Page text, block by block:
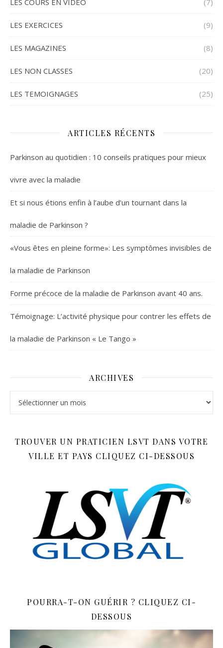
LES EXERCICES (9)
LES MAGAZINES (8)
LES NON CLASSES (20)
LES TEMOIGNAGES (25)
ARTICLES RÉCENTS
Parkinson au quotidien : 10 conseils pratiques pour mieux
vivre avec la maladie
Et si nous étions enfin à l’aube d’un tournant dans la
maladie de Parkinson ?
«Vous êtes en pleine forme»: Les symptômes invisibles de
la maladie de Parkinson
Forme précoce de la maladie de Parkinson avant 40 ans.
Témoignage: L’activité physique pour contrer les effets de
la maladie de Parkinson « Le Tango »
ARCHIVES
TROUVER UN PRATICIEN LSVT DANS VOTRE
VILLE ET PAYS CLIQUEZ CI-DESSOUS
POURRA-T-ON GUÉRIR ? CLIQUEZ CI-
DESSOUS